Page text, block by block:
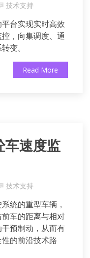
技术支持
台实现实时高效
，向集调度、通
变。
Read More
车速度监
技术支持
统的重型车辆，
车的距离与相对
预制动，从而有
的前沿技术路